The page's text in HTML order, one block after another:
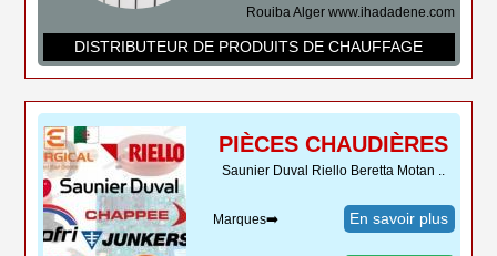
Rouiba Alger www.ihadadene.com
DISTRIBUTEUR DE PRODUITS DE CHAUFFAGE
PIÈCES CHAUDIÈRES
Saunier Duval Riello Beretta Motan ..
Marques➡️ En savoir plus